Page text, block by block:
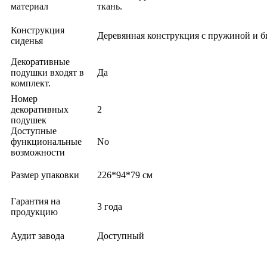
материал
ткань.
Конструкция
сиденья
Деревянная конструкция с пружиной и
Декоративные
подушки входят в
комплект.
Да
Номер
декоративных
подушек
2
Доступные
функциональные
возможности
No
Размер упаковки 226*94*79 см
Гарантия на
продукцию
3 года
Аудит завода Доступный